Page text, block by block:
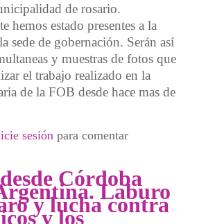
de rosario.
hemos estado presentes a la
sede de gobernación. Serán así
y muestras de fotos que
el trabajo realizado en la
de la FOB desde hace mas de
Argentina. Movilizaciones y muestras
de barrio 27
sesión para comentar
Córdoba
Laburo
y lucha contra
y los